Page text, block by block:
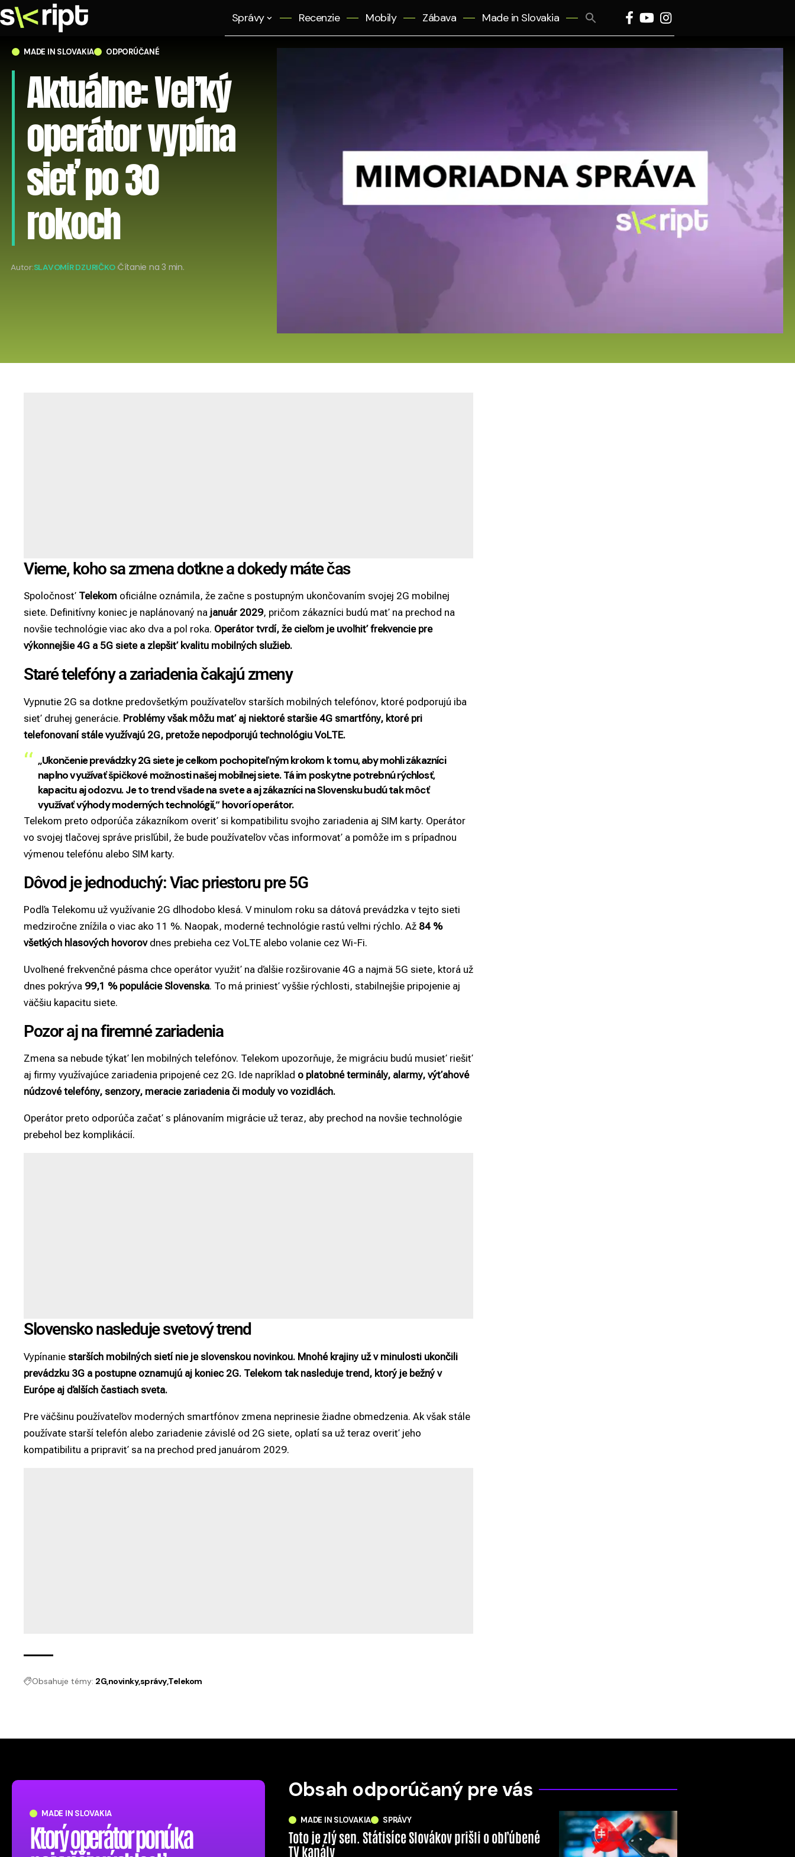
Správy Recenzie Mobily Zábava Made in Slovakia
Search
MADE IN SLOVAKIA ODPORÚČANÉ
Aktuálne: Veľký
operátor vypína
sieť po 30
rokoch
Autor:SLAVOMÍR DZURIČKO Čítanie na 3 min.
Vieme, koho sa zmena dotkne a dokedy máte čas
Spoločnosť Telekom oficiálne oznámila, že začne s postupným ukončovaním svojej 2G mobilnej
siete. Definitívny koniec je naplánovaný na január 2029, pričom zákazníci budú mať na prechod na
novšie technológie viac ako dva a pol roka. Operátor tvrdí, že cieľom je uvoľniť frekvencie pre
výkonnejšie 4G a 5G siete a zlepšiť kvalitu mobilných služieb.
Staré telefóny a zariadenia čakajú zmeny
Vypnutie 2G sa dotkne predovšetkým používateľov starších mobilných telefónov, ktoré podporujú iba
sieť druhej generácie. Problémy však môžu mať aj niektoré staršie 4G smartfóny, ktoré pri
telefonovaní stále využívajú 2G, pretože nepodporujú technológiu VoLTE.
„Ukončenie prevádzky 2G siete je celkom pochopiteľným krokom k tomu, aby mohli zákazníci
naplno využívať špičkové možnosti našej mobilnej siete. Tá im poskytne potrebnú rýchlosť,
kapacitu aj odozvu. Je to trend všade na svete a aj zákazníci na Slovensku budú tak môcť
využívať výhody moderných technológií,“ hovorí operátor.
Telekom preto odporúča zákazníkom overiť si kompatibilitu svojho zariadenia aj SIM karty. Operátor
vo svojej tlačovej správe prisľúbil, že bude používateľov včas informovať a pomôže im s prípadnou
výmenou telefónu alebo SIM karty.
Dôvod je jednoduchý: Viac priestoru pre 5G
Podľa Telekomu už využívanie 2G dlhodobo klesá. V minulom roku sa dátová prevádzka v tejto sieti
medziročne znížila o viac ako 11 %. Naopak, moderné technológie rastú veľmi rýchlo. Až 84 %
všetkých hlasových hovorovdnes prebieha cez VoLTE alebo volanie cez Wi-Fi.
Uvoľnené frekvenčné pásma chce operátor využiť na ďalšie rozširovanie 4G a najmä 5G siete, ktorá už
dnes pokrýva 99,1 % populácie Slovenska. To má priniesť vyššie rýchlosti, stabilnejšie pripojenie aj
väčšiu kapacitu siete.
Pozor aj na firemné zariadenia
Zmena sa nebude týkať len mobilných telefónov. Telekom upozorňuje, že migráciu budú musieť riešiť
aj firmy využívajúce zariadenia pripojené cez 2G. Ide napríklad o platobné terminály, alarmy, výťahové
núdzové telefóny, senzory, meracie zariadenia či moduly vo vozidlách.
Operátor preto odporúča začať s plánovaním migrácie už teraz, aby prechod na novšie technológie
prebehol bez komplikácií.
Slovensko nasleduje svetový trend
Vypínanie starších mobilných sietí nie je slovenskou novinkou. Mnohé krajiny už v minulosti ukončili
prevádzku 3G a postupne oznamujú aj koniec 2G. Telekom tak nasleduje trend, ktorý je bežný v
Európe aj ďalších častiach sveta.
Pre väčšinu používateľov moderných smartfónov zmena neprinesie žiadne obmedzenia. Ak však stále
používate starší telefón alebo zariadenie závislé od 2G siete, oplatí sa už teraz overiť jeho
kompatibilitu a pripraviť sa na prechod pred januárom 2029.
Obsahuje témy: 2GnovinkysprávyTelekom
MADE IN SLOVAKIA
Ktorý operátor ponúka
Obsah odporúčaný pre vás
MADE IN SLOVAKIA SPRÁVY
Toto je zlý sen. Státisíce Slovákov prišli o obľúbené
TV kanály